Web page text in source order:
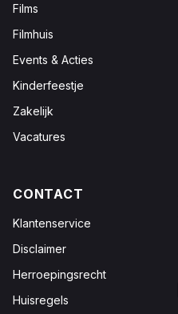
Films
Filmhuis
Events & Acties
Kinderfeestje
Zakelijk
Vacatures
CONTACT
Klantenservice
Disclaimer
Herroepingsrecht
Huisregels